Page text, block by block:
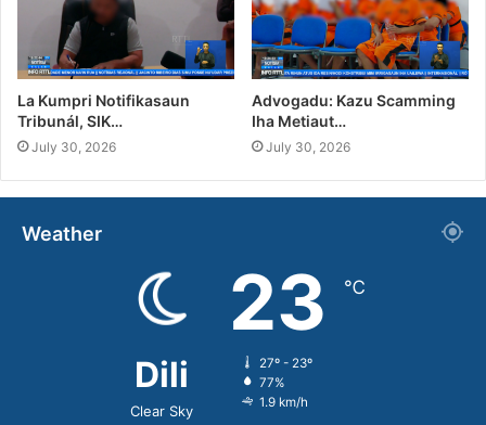
La Kumpri Notifikasaun
Tribunál, SIK…
July 30, 2026
Advogadu: Kazu Scamming
Iha Metiaut…
July 30, 2026
Weather
Dili
Clear Sky
23 ℃
27º - 23º
77%
1.9 km/h